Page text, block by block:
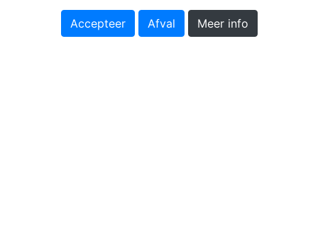
Accepteer Afval Meer info